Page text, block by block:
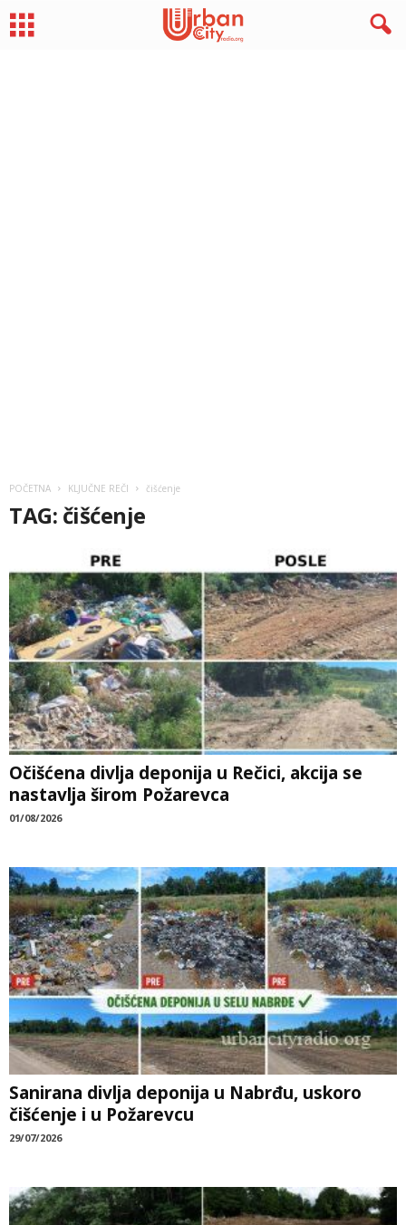
POČETNA KLJUČNE REČI čišćenje
TAG: čišćenje
Očišćena divlja deponija u Rečici, akcija se
nastavlja širom Požarevca
01/08/2026
Sanirana divlja deponija u Nabrđu, uskoro
čišćenje i u Požarevcu
29/07/2026